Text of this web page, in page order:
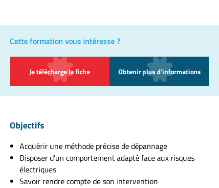
Cette formation vous intéresse ?
Je télécharge la fiche Obtenir plus d'informations
Objectifs
Acquérir une méthode précise de dépannage
Disposer d’un comportement adapté face aux risques
électriques
Savoir rendre compte de son intervention